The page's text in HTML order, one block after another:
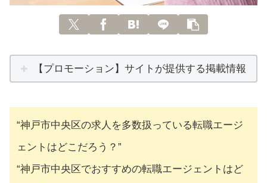
【プロモーション】サイトが提供する掲載情報
“神戸市中央区の求人を多数扱っている転職エージ
ェントはどこだろう？”
“神戸市中央区でおすすめの転職エージェントはど